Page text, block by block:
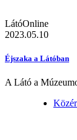
LátóOnline
2023.05.10
Éjszaka a Látóban
A Látó a